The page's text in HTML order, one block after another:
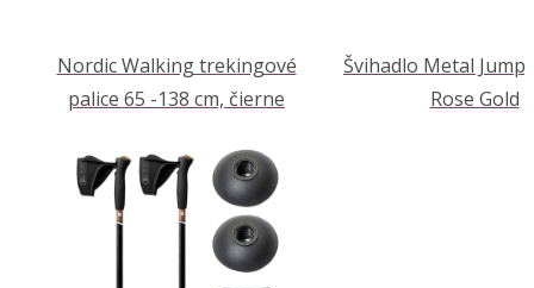
Nordic Walking trekingové
palice 65 -138 cm, čierne
Švihadlo Metal
Rose Gold